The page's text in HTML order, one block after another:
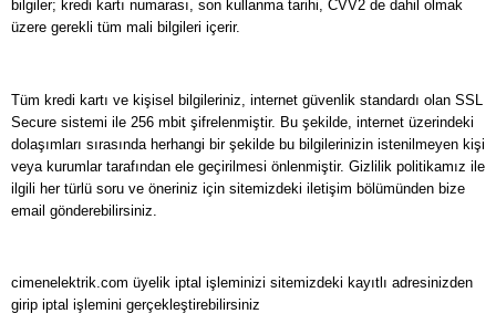
bilgiler; kredi kartı numarası, son kullanma tarihi, CVV2 de dahil olmak
üzere gerekli tüm mali bilgileri içerir.
Tüm kredi kartı ve kişisel bilgileriniz, internet güvenlik standardı olan SSL
Secure sistemi ile 256 mbit şifrelenmiştir. Bu şekilde, internet üzerindeki
dolaşımları sırasında herhangi bir şekilde bu bilgilerinizin istenilmeyen kişi
veya kurumlar tarafından ele geçirilmesi önlenmiştir. Gizlilik politikamız ile
ilgili her türlü soru ve öneriniz için sitemizdeki iletişim bölümünden bize
email gönderebilirsiniz.
cimenelektrik.com üyelik iptal işleminizi sitemizdeki kayıtlı adresinizden
girip iptal işlemini gerçekleştirebilirsiniz